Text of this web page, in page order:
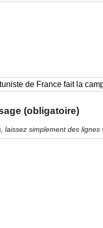
(obligatoire)
laissez simplement des lignes